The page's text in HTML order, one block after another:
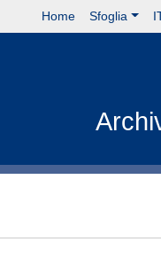
Home Sfoglia